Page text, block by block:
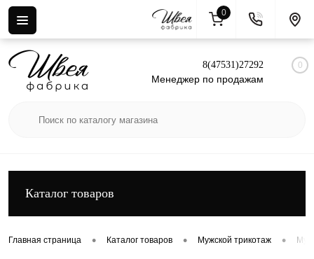
Вход Регистрация
8(47531)27292
Менеджер по продажам
0
Каталог товаров
Главная страница • Каталог товаров • Мужской трикотаж •
0